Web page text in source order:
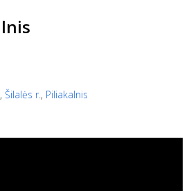
, Šilalės r., Piliakalnis